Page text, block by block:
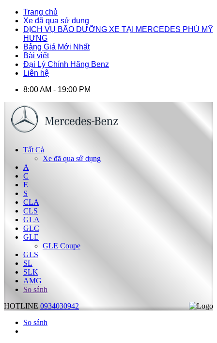
Trang chủ
Xe đã qua sử dụng
DỊCH VỤ BÃO DƯỠNG XE TẠI MERCEDES PHÚ MỸ
HƯNG
Bảng Giá Mới Nhất
Bài viết
Đại Lý Chính Hãng Benz
Liên hệ
8:00 AM - 19:00 PM
Tất Cả
Xe đã qua sử dụng
A
C
E
S
CLA
CLS
GLA
GLC
GLE
GLE Coupe
GLS
SL
SLK
AMG
So sánh
HOTLINE 0934030942
So sánh